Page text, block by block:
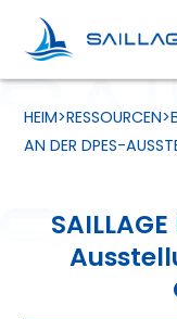
HEIM>RESSOURCEN>
AN DER DPES-